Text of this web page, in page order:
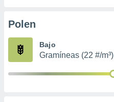
e
mediante
Polen
Bajo
Gramíneas (22 #/m³)